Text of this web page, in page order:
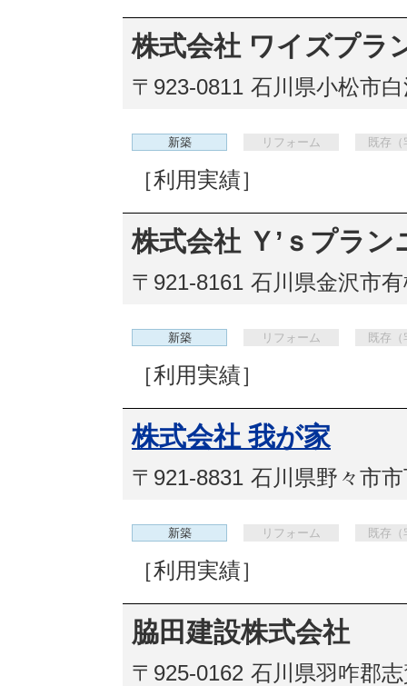
株式会社 ワイズプラ
〒923-0811 石川県小松市
新築 リフォーム 既存（
［利用実績］
株式会社 Ｙ’ｓプラン
〒921-8161 石川県金沢市
新築 リフォーム 既存（
［利用実績］
株式会社 我が家
〒921-8831 石川県野々市
新築 リフォーム 既存（
［利用実績］
脇田建設株式会社
〒925-0162 石川県羽咋郡